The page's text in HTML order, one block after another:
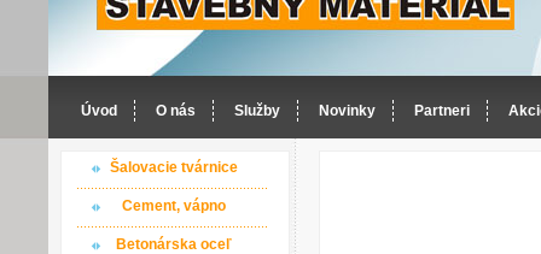
Úvod O nás Služby Novinky Partneri
Šalovacie tvárnice
Cement, vápno
Betonárska oceľ